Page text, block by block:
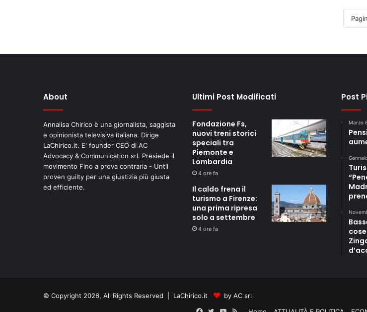
About
Annalisa Chirico è una giornalista, saggista
e opinionista televisiva italiana. Dirige
LaChirico.it. E' founder CEO di AC
Advocacy & Communication srl. Presiede il
movimento Fino a prova contraria - Until
proven guilty per una giustizia più giusta
ed efficiente.
Ultimi Post Modificati
Fondazione Fs,
nuovi treni storici
speciali tra
Piemonte e
Lombardia
4 ore fa
Il caldo frena il
turismo a Firenze:
una prima ripresa
solo a settembre
4 ore fa
Post
Marzo
© Copyright 2026, All Rights Reserved | LaChirico.it
by AC srl